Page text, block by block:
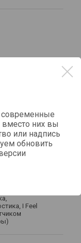
современные
них вы
или надпись
обновить
управление,
I Feel